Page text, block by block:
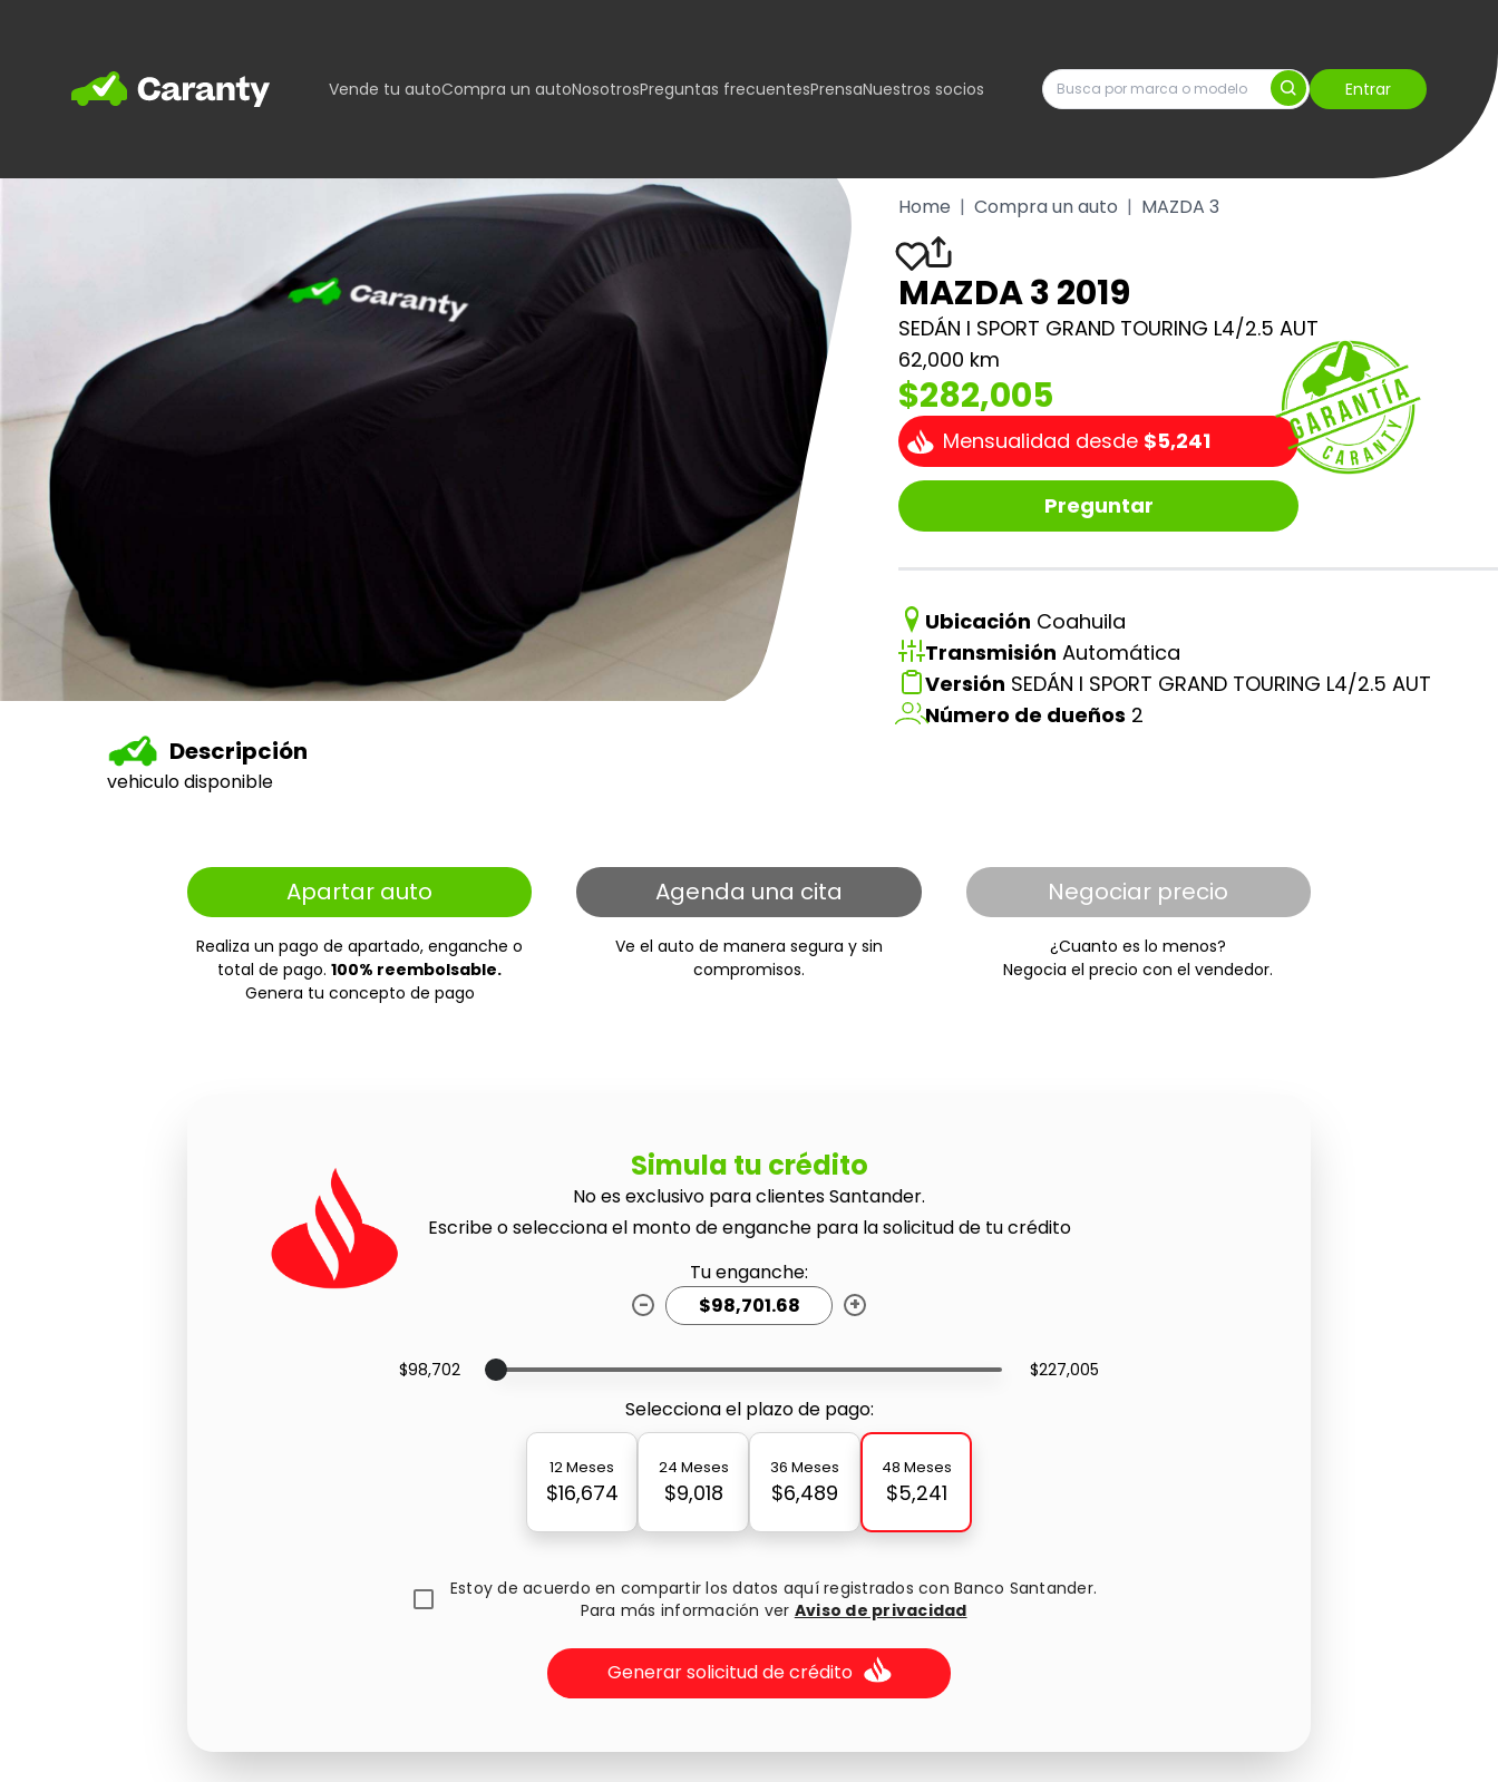
Home Vende tu autoCompra un autoNosotrosPreguntas frecuentesPrensaNuestros socios Entrar
Descripción
vehiculo disponible
Home | Compra un auto | MAZDA 3
MAZDA 3 2019
SEDÁN I SPORT GRAND TOURING L4/2.5 AUT
62,000 km
$282,005
Mensualidad desde $5,241
Preguntar
Ubicación Coahuila
Transmisión Automática
Versión SEDÁN I SPORT GRAND TOURING L4/2.5 AUT
Número de dueños 2
Apartar auto
Realiza un pago de apartado, enganche o
total de pago.100% reembolsable.
Genera tu concepto de pago
Agenda una cita
Ve el auto de manera segura y sin
compromisos.
Negociar precio
¿Cuanto es lo menos?
Negocia el precio con el vendedor.
Simula tu crédito
No es exclusivo para clientes Santander.
Escribe o selecciona el monto de enganche para la solicitud de tu crédito
Tu enganche:
-
+
$98,702 $227,005
Selecciona el plazo de pago:
12 Meses
$16,674
24 Meses
$9,018
36 Meses
$6,489
48 Meses
$5,241
Estoy de acuerdo en compartir los datos aquí registrados con Banco Santander.
Para más información ver Aviso de privacidad
Generar solicitud de crédito